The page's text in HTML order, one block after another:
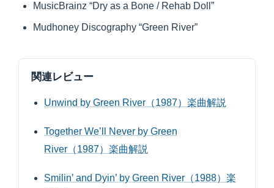
MusicBrainz “Dry as a Bone / Rehab Doll”
Mudhoney Discography “Green River”
関連レビュー
Unwind by Green River（1987）楽曲解説
Together We’ll Never by Green
River（1987）楽曲解説
Smilin’ and Dyin’ by Green River（1988）楽